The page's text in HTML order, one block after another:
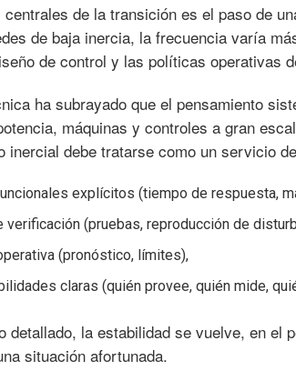
centrales de la transición es el paso de
de baja inercia, la frecuencia varía
de control y las políticas operativas
ha subrayado que el pensamiento
máquinas y controles a gran
inercial debe tratarse como un servicio
explícitos (tiempo de respuesta,
verificación (pruebas, reproducción de
(pronóstico, límites),
claras (quién provee, quién mide,
detallado, la estabilidad se vuelve, en el
situación afortunada.